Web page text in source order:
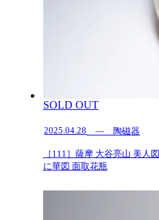
SOLD OUT
2025.04.28 — 陶磁器
［111］薩摩 大谷亮山 美人図
に華図 面取花瓶